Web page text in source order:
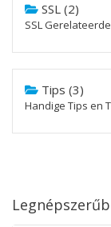
SSL (2)
SSL
Tips (3)
Handige Tips en